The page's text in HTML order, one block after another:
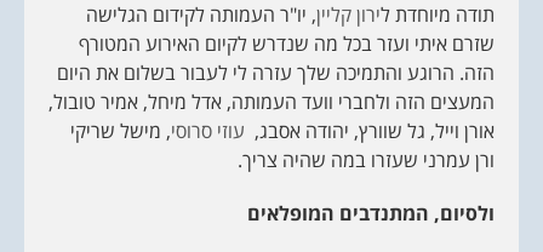
תודה מיוחדת לירון קליין, יו"ר העמותה לקידום הגלישה
שזרם איתי ועזר בכל מה שנדרש לקיום האירוע המטורף
הזה. הרוגע והתמיכה שלך עזרה לי לעבור בשלום את היום
המעצים הזה ולחברי וועד העמותה, אדל מיחל, אמיר טובול,
אורן וייל, גל שוורץ, יהודה אסבג, עוזי סרוסי, מישל שריקי
ורן עמרני שעזרו במה שהיה צריך.
ולסיום, המתנדבים המופלאים